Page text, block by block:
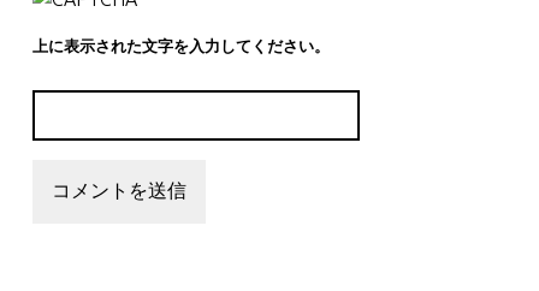
上に表示された文字を入力してください。